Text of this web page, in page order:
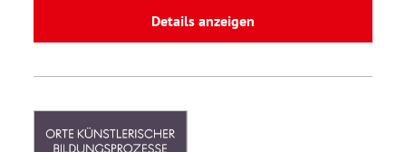
Details anzeigen